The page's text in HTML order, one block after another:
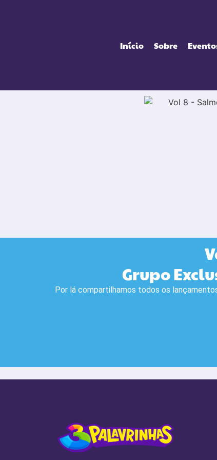
Início Sobre
Grupo
Por lá compartilhamos todos os